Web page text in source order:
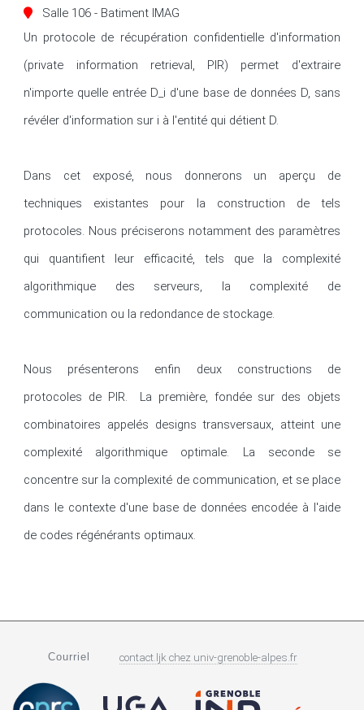
Salle 106 - Batiment IMAG
Un protocole de récupération confidentielle d'information
(private information retrieval, PIR) permet d'extraire
n'importe quelle entrée D_i d'une base de données D, sans
révéler d'information sur i à l'entité qui détient D.
Dans cet exposé, nous donnerons un aperçu de
techniques existantes pour la construction de tels
protocoles. Nous préciserons notamment des paramètres
qui quantifient leur efficacité, tels que la complexité
algorithmique des serveurs, la complexité de
communication ou la redondance de stockage.
Nous présenterons enfin deux constructions de
protocoles de PIR.  La première, fondée sur des objets
combinatoires appelés designs transversaux, atteint une
complexité algorithmique optimale. La seconde se
concentre sur la complexité de communication, et se place
dans le contexte d'une base de données encodée à l'aide
de codes régénérants optimaux.
Courriel contact.ljk chez univ-grenoble-alpes.fr